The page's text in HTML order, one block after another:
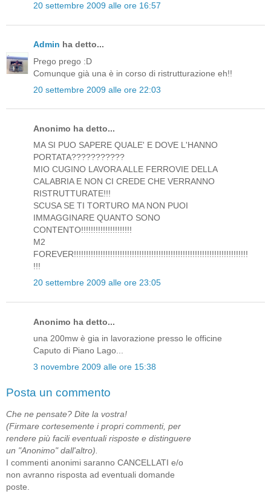
20 settembre 2009 alle ore 16:57
Admin ha detto...
Prego prego :D
Comunque già una è in corso di ristrutturazione eh!!
20 settembre 2009 alle ore 22:03
Anonimo ha detto...
MA SI PUO SAPERE QUALE' E DOVE L'HANNO
PORTATA???????????
MIO CUGINO LAVORA ALLE FERROVIE DELLA
CALABRIA E NON CI CREDE CHE VERRANNO
RISTRUTTURATE!!!
SCUSA SE TI TORTURO MA NON PUOI
IMMAGGINARE QUANTO SONO
CONTENTO!!!!!!!!!!!!!!!!!!!!!
M2
FOREVER!!!!!!!!!!!!!!!!!!!!!!!!!!!!!!!!!!!!!!!!!!!!!!!!!!!!!!!!!!!!!!!!!!!!!!!!
!!!
20 settembre 2009 alle ore 23:05
Anonimo ha detto...
una 200mw è gia in lavorazione presso le officine
Caputo di Piano Lago...
3 novembre 2009 alle ore 15:38
Posta un commento
Che ne pensate? Dite la vostra!
(Firmare cortesemente i propri commenti, per
rendere più facili eventuali risposte e distinguere
un "Anonimo" dall'altro).
I commenti anonimi saranno CANCELLATI e/o
non avranno risposta ad eventuali domande
poste.